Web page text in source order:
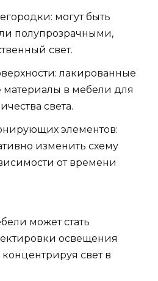
могут быть
полупрозрачными,
свет.
лакированные
материалы в мебели для
света.
элементов:
изменить схему
от времени
может стать
освещения
свет в